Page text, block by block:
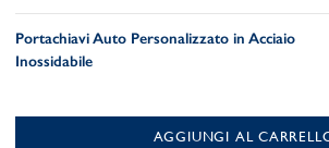
Portachiavi Auto Personalizzato in Acciaio
Inossidabile
AGGIUNGI AL